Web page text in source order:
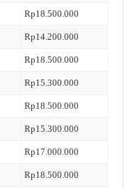
Rp18.500.000
Rp14.200.000
Rp18.500.000
Rp15.300.000
Rp18.500.000
Rp15.300.000
Rp17.000.000
Rp18.500.000